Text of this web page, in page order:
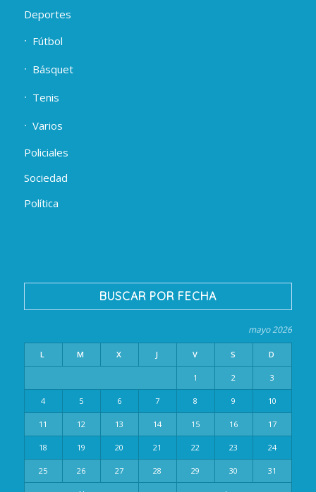
Deportes
Fútbol
Básquet
Tenis
Varios
Policiales
Sociedad
Política
BUSCAR POR FECHA
mayo 2026
L M X J V S D
1 2 3
4 5 6 7 8 9 10
11 12 13 14 15 16 17
18 19 20 21 22 23 24
25 26 27 28 29 30 31